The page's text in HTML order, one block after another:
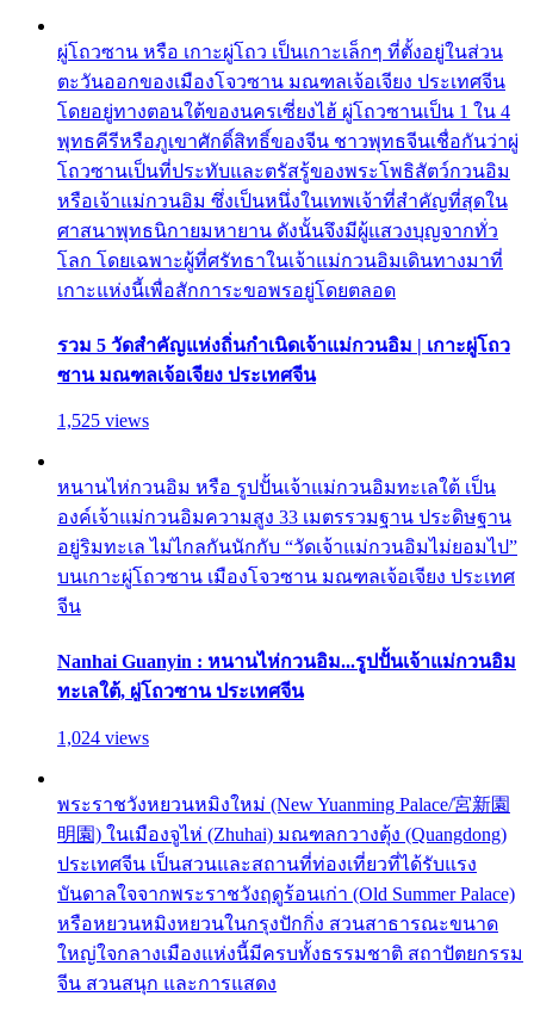
ผู่โถวซาน หรือ เกาะผู่โถว เป็นเกาะเล็กๆ ที่ตั้งอยู่ในส่วน
ตะวันออกของเมืองโจวซาน มณฑลเจ้อเจียง ประเทศจีน
โดยอยู่ทางตอนใต้ของนครเซี่ยงไฮ้ ผู่โถวซานเป็น 1 ใน 4
พุทธคีรีหรือภูเขาศักดิ์สิทธิ์ของจีน ชาวพุทธจีนเชื่อกันว่าผู่
โถวซานเป็นที่ประทับและตรัสรู้ของพระโพธิสัตว์กวนอิม
หรือเจ้าแม่กวนอิม ซึ่งเป็นหนึ่งในเทพเจ้าที่สำคัญที่สุดใน
ศาสนาพุทธนิกายมหายาน ดังนั้นจึงมีผู้แสวงบุญจากทั่ว
โลก โดยเฉพาะผู้ที่ศรัทธาในเจ้าแม่กวนอิมเดินทางมาที่
เกาะแห่งนี้เพื่อสักการะขอพรอยู่โดยตลอด
รวม 5 วัดสำคัญแห่งถิ่นกำเนิดเจ้าแม่กวนอิม | เกาะผู่โถว
ซาน มณฑลเจ้อเจียง ประเทศจีน
1,525 views
หนานไห่กวนอิม หรือ รูปปั้นเจ้าแม่กวนอิมทะเลใต้ เป็น
องค์เจ้าแม่กวนอิมความสูง 33 เมตรรวมฐาน ประดิษฐาน
อยู่ริมทะเล ไม่ไกลกันนักกับ “วัดเจ้าแม่กวนอิมไม่ยอมไป”
บนเกาะผู่โถวซาน เมืองโจวซาน มณฑลเจ้อเจียง ประเทศ
จีน
Nanhai Guanyin : หนานไห่กวนอิม...รูปปั้นเจ้าแม่กวนอิม
ทะเลใต้, ผู่โถวซาน ประเทศจีน
1,024 views
พระราชวังหยวนหมิงใหม่ (New Yuanming Palace/宮新園
明園) ในเมืองจูไห่ (Zhuhai) มณฑลกวางตุ้ง (Quangdong)
ประเทศจีน เป็นสวนและสถานที่ท่องเที่ยวที่ได้รับแรง
บันดาลใจจากพระราชวังฤดูร้อนเก่า (Old Summer Palace)
หรือหยวนหมิงหยวนในกรุงปักกิ่ง สวนสาธารณะขนาด
ใหญ่ใจกลางเมืองแห่งนี้มีครบทั้งธรรมชาติ สถาปัตยกรรม
จีน สวนสนุก และการแสดง